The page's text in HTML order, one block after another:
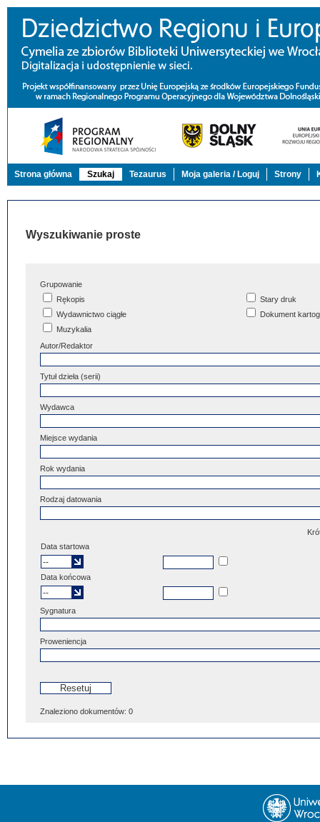
Strona główna Szukaj Tezaurus Moja galeria / Loguj Strony
Wyszukiwanie proste
Grupowanie
Rękopis
Stary druk
Wydawnictwo ciągłe
Dokument
Muzykalia
Autor/Redaktor
Tytuł dzieła (serii)
Wydawca
Miejsce wydania
Rok wydania
Rodzaj datowania
Data startowa
Data końcowa
Sygnatura
Proweniencja
Znaleziono dokumentów: 0